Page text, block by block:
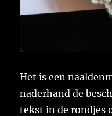
Het is een
naderhand de
tekst in de rondjes